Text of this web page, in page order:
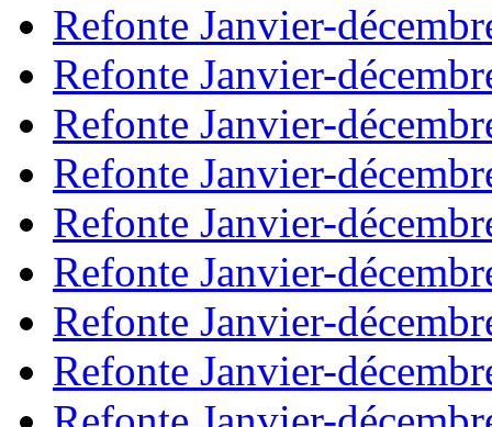
Refonte Janvier-
Refonte Janvier-
Refonte Janvier-
Refonte Janvier-
Refonte Janvier-
Refonte Janvier-
Refonte Janvier-
Refonte Janvier-